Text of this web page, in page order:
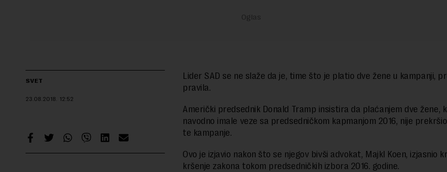
SVET
23.08.2018. 12:52
Lider SAD se ne slaže da je, time što je platio dve žene u kampanji,
pravila.
Američki predsednik Donald Tramp insistira da plaćanjem dve žene,
navodno imale veze sa predsedničkom kapmanjom 2016, nije
te kampanje.
Ovo je izjavio nakon što se njegov bivši advokat, Majkl Koen, izjasnio
kršenje zakona tokom predsedničkih izbora 2016. godine.